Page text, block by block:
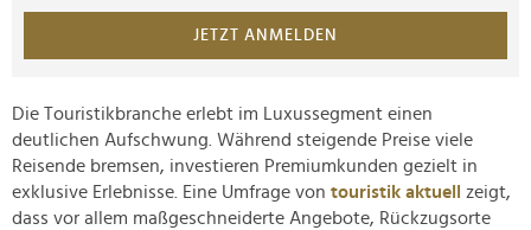
JETZT ANMELDEN
Die Touristikbranche erlebt im Luxussegment einen
deutlichen Aufschwung. Während steigende Preise viele
Reisende bremsen, investieren Premiumkunden gezielt in
exklusive Erlebnisse. Eine Umfrage von touristik aktuell zeigt,
dass vor allem maßgeschneiderte Angebote, Rückzugsorte